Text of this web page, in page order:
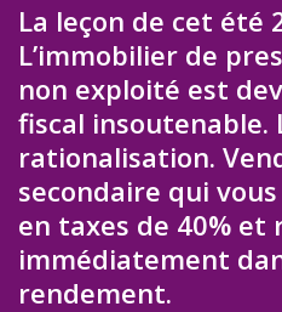
La leçon de cet été
L’immobilier de
non exploité est
fiscal insoutenable.
rationalisation.
secondaire qui
en taxes de 40% et
immédiatement
rendement.